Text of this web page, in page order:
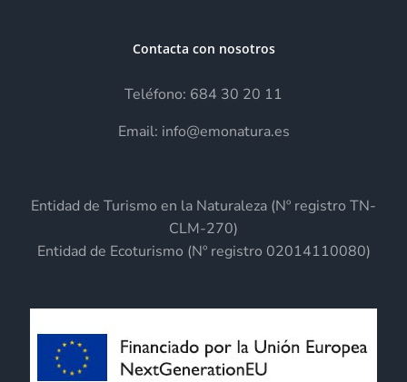
Contacta con nosotros
Teléfono: 684 30 20 11
Email: info@emonatura.es
Entidad de Turismo en la Naturaleza (Nº registro TN-
CLM-270)
Entidad de Ecoturismo (Nº registro 02014110080)